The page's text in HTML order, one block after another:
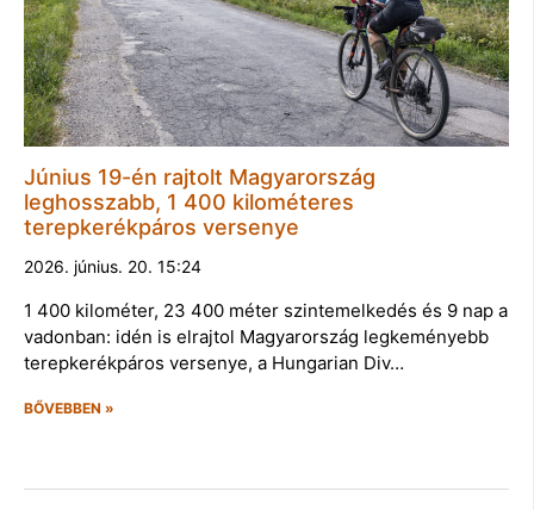
Június 19-én rajtolt Magyarország
leghosszabb, 1 400 kilométeres
terepkerékpáros versenye
2026. június. 20. 15:24
1 400 kilométer, 23 400 méter szintemelkedés és 9 nap a
vadonban: idén is elrajtol Magyarország legkeményebb
terepkerékpáros versenye, a Hungarian Div…
BŐVEBBEN »